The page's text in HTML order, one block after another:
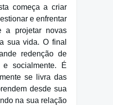
começa a criar
e enfrentar
a projetar novas
sua vida. O final
redenção de
socialmente. É
se livra das
desde sua
na sua relação